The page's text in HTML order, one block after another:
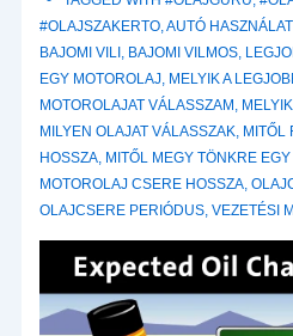
#OLAJSZAKERTO,AUTÓ
BAJOMI VILI , BAJOMI VILMOS,
EGY MOTOROLAJ, MELYIK A
MOTOROLAJAT VÁLASSZAM ,
MILYEN OLAJAT VÁLASSZAK, MITŐL
HOSSZA, MITŐL MEGY TÖNKRE
MOTOROLAJ CSERE HOSSZA,
OLAJCSERE PERIÓDUS,VEZETÉSI